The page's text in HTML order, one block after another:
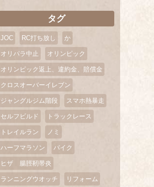
タグ
JOC RC打ち放し か
オリパラ中止 オリンピック
オリンピック返上、違約金、賠償金
クロスオーバーイレブン
ジャングルジム階段 スマホ熱暴走
セルフビルド トラックレース
トレイルラン ノミ
ハーフマラソン バイク
ヒザ 腸脛靭帯炎
ランニングウオッチ リフォーム